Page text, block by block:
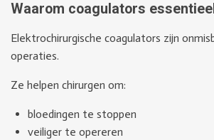
Waarom coagulators
Elektrochirurgische coagulators zijn
operaties.
Ze helpen chirurgen om:
bloedingen te stoppen
veiliger te opereren